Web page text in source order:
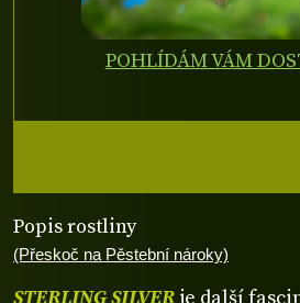
Popis rostliny
(Přeskoč na Pěstební nároky)
POHLÍDÁM VÁM